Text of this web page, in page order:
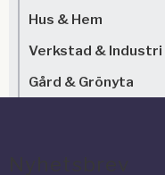
Hus & Hem
Verkstad & Industri
Gård & Grönyta